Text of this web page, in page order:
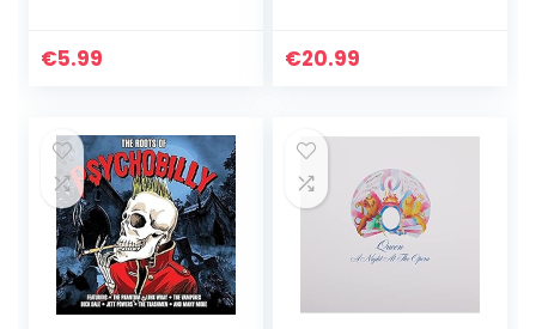
€5.99
Ontwerp voor
€20.99